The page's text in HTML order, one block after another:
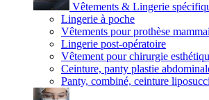
Vêtements & Lingerie
Lingerie à poche
Vêtements pour prothèse
Lingerie post-opératoire
Vêtement pour chirurgie
Ceinture, panty plastie
Panty, combiné, ceinture